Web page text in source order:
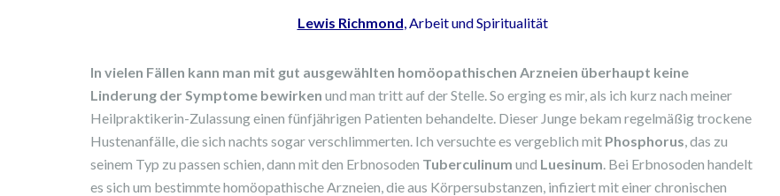
Lewis Richmond, Arbeit und Spiritualität
In vielen Fällen kann man mit gut ausgewählten homöopathischen Arzneien überhaupt keine
Linderung der Symptome bewirken und man tritt auf der Stelle. So erging es mir, als ich kurz nach meiner
Heilpraktikerin-Zulassung einen fünfjährigen Patienten behandelte. Dieser Junge bekam regelmäßig trockene
Hustenanfälle, die sich nachts sogar verschlimmerten. Ich versuchte es vergeblich mit Phosphorus, das zu
seinem Typ zu passen schien, dann mit den Erbnosoden Tuberculinum und Luesinum. Bei Erbnosoden handelt
es sich um bestimmte homöopathische Arzneien, die aus Körpersubstanzen, infiziert mit einer chronischen